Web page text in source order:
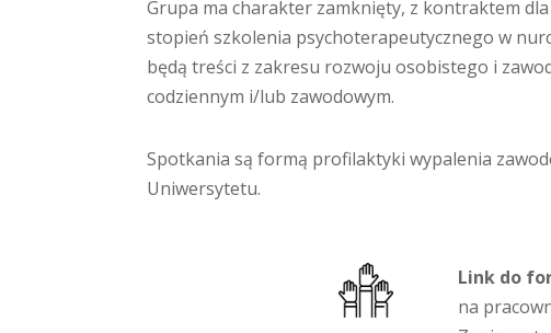
Grupa ma charakter zamknięty, z kontraktem
stopień szkolenia psychoterapeutycznego w
będą treści z zakresu rozwoju osobistego i
codziennym i/lub zawodowym.
Spotkania są formą profilaktyki wypalenia
Uniwersytetu.
Link do
na